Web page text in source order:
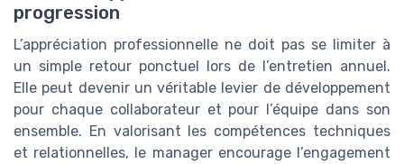
progression
L’appréciation professionnelle ne doit pas se limiter à
un simple retour ponctuel lors de l’entretien annuel.
Elle peut devenir un véritable levier de développement
pour chaque collaborateur et pour l’équipe dans son
ensemble. En valorisant les compétences techniques
et relationnelles, le manager encourage l’engagement